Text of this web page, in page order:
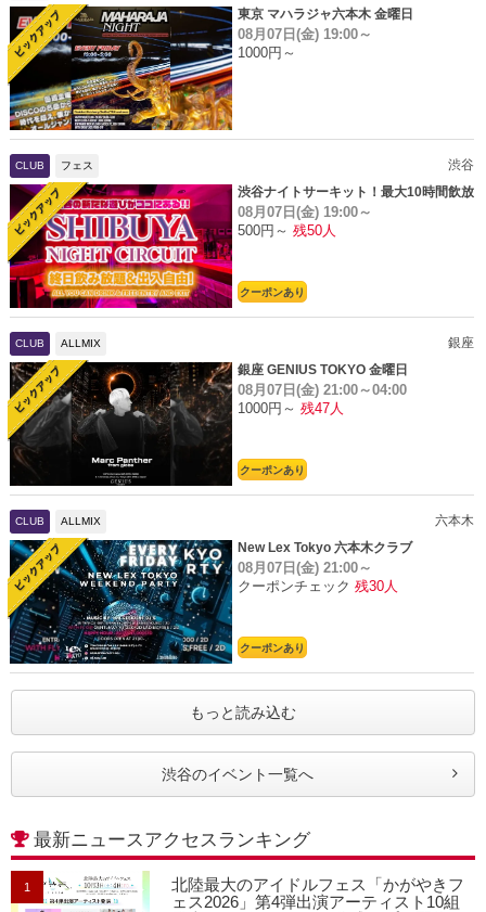
東京 マハラジャ六本木 金曜日
08月07日(金) 19:00～
1000円～
CLUB フェス
渋谷
渋谷ナイトサーキット！最大10時間飲放
題
08月07日(金) 19:00～
500円～ 残50人
クーポンあり
CLUB ALLMIX
銀座
銀座 GENIUS TOKYO 金曜日
08月07日(金) 21:00～04:00
1000円～ 残47人
クーポンあり
CLUB ALLMIX
六本木
New Lex Tokyo 六本木クラブ
08月07日(金) 21:00～
クーポンチェック 残30人
クーポンあり
もっと読み込む
渋谷のイベント一覧へ
最新ニュースアクセスランキング
1
北陸最大のアイドルフェス「かがやきフ
ェス2026」第4弾出演アーティスト10組